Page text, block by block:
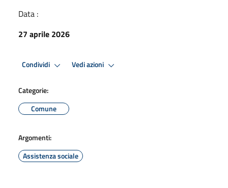
Data :
27 aprile 2026
Condividi Vedi azioni
Categorie:
Comune
Argomenti:
Assistenza sociale